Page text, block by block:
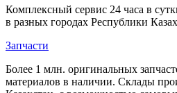
Комплексный сервис 24 часа в
в разных городах Республики
Запчасти
Более 1 млн. оригинальных
материалов в наличии. Склады